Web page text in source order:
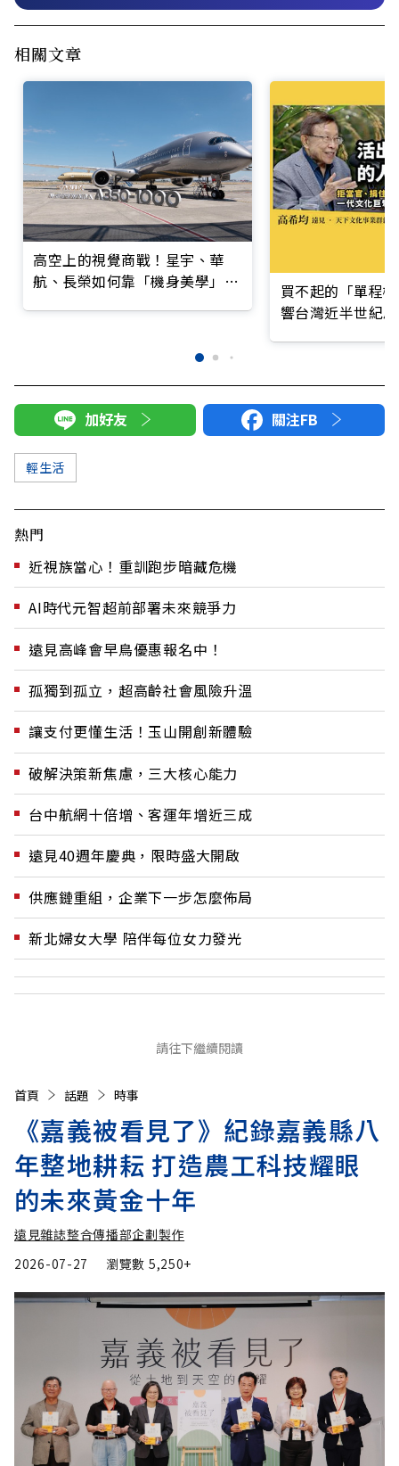
相關文章
高空上的視覺商戰！星宇、華
航、長榮如何靠「機身美學」搶
買不起的「單程
響台灣近半世紀
加好友 關注FB
輕生活
熱門
近視族當心！重訓跑步暗藏危機
AI時代元智超前部署未來競爭力
遠見高峰會早鳥優惠報名中！
孤獨到孤立，超高齡社會風險升溫
讓支付更懂生活！玉山開創新體驗
破解決策新焦慮，三大核心能力
台中航網十倍增、客運年增近三成
遠見40週年慶典，限時盛大開啟
供應鏈重組，企業下一步怎麼佈局
新北婦女大學 陪伴每位女力發光
請往下繼續閱讀
首頁 話題 時事
《嘉義被看見了》紀錄嘉義縣八
年整地耕耘 打造農工科技耀眼
的未來黃金十年
遠見雜誌整合傳播部企劃製作
2026-07-27
瀏覽數 5,250+